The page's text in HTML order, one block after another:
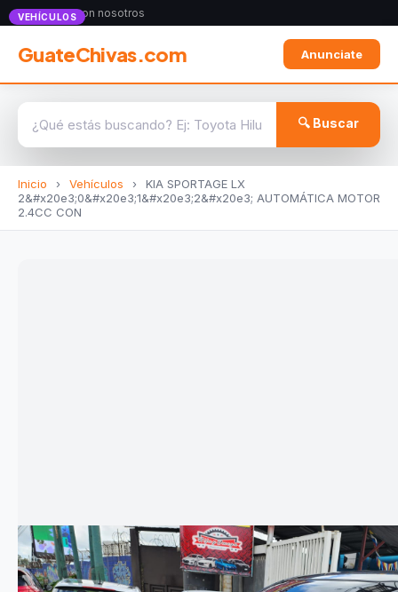
Anunciate con nosotros
GuateChivas.com Anunciate
🔍 Buscar
Inicio › Vehículos ›
KIA SPORTAGE LX
2&#x20e3;0&#x20e3;1&#x20e3;2&#x20e3; AUTOMÁTICA MOTOR
2.4CC CON
VEHÍCULOS